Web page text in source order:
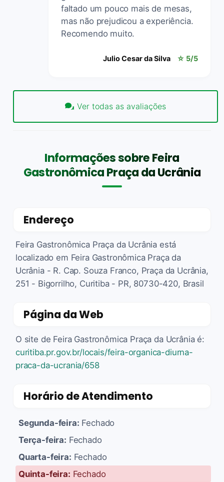
faltado um pouco mais de mesas,
mas não prejudicou a experiência.
Recomendo muito.
Julio Cesar da Silva ☆ 5/5
Ver todas as avaliações
Informações sobre Feira
Gastronômica Praça da Ucrânia
Endereço
Feira Gastronômica Praça da Ucrânia está
localizado em Feira Gastronômica Praça da
Ucrânia - R. Cap. Souza Franco, Praça da Ucrânia,
251 - Bigorrilho, Curitiba - PR, 80730-420, Brasil
Página da Web
O site de Feira Gastronômica Praça da Ucrânia é:
curitiba.pr.gov.br/locais/feira-organica-diurna-
praca-da-ucrania/658
Horário de Atendimento
Segunda-feira: Fechado
Terça-feira: Fechado
Quarta-feira: Fechado
Quinta-feira: Fechado